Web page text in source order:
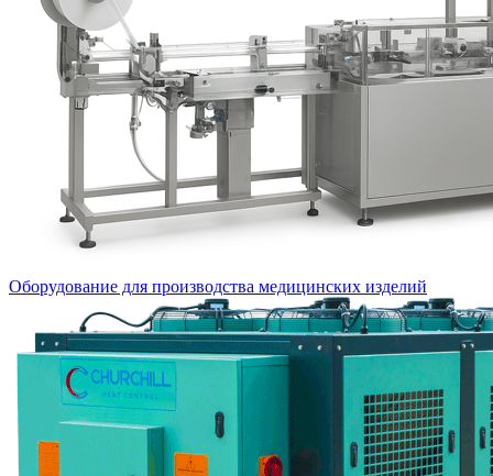
Оборудование для производства медицинских изделий